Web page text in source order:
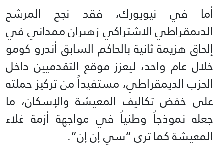
أما في نيويورك، فقد نجح المرشح
الديمقراطي الاشتراكي زهيران ممداني في
إلحاق هزيمة ثانية بالحاكم السابق أندرو كومو
خلال عام واحد، ليعزز موقع التقدميين داخل
الحزب الديمقراطي، مستفيداً من تركيز حملته
على خفض تكاليف المعيشة والإسكان، ما
جعله نموذجاً وطنياً في مواجهة أزمة غلاء
المعيشة كما ترى “سي إن إن”.